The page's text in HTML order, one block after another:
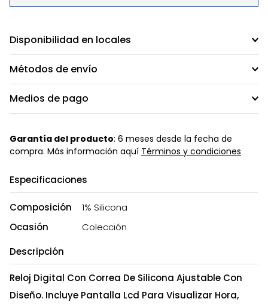
Disponibilidad en locales
Métodos de envío
Medios de pago
Garantía del producto: 6 meses desde la fecha de
compra. Más información aquí Términos y condiciones
Especificaciones
Composición
1% Silicona
Ocasión
Colección
Descripción
Reloj Digital Con Correa De Silicona Ajustable Con
Diseño. Incluye Pantalla Lcd Para Visualizar Hora,